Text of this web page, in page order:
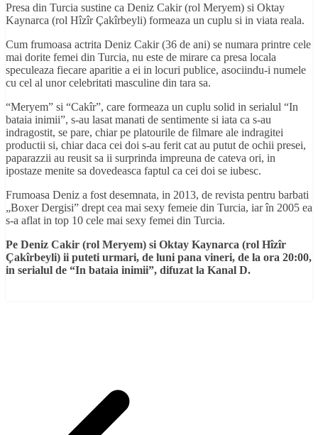
Presa din Turcia sustine ca Deniz Cakir (rol Meryem) si Oktay
Kaynarca (rol Hîzîr Çakîrbeyli) formeaza un cuplu si in viata reala.
Cum frumoasa actrita Deniz Cakir (36 de ani) se numara printre cele
mai dorite femei din Turcia, nu este de mirare ca presa locala
speculeaza fiecare aparitie a ei in locuri publice, asociindu-i numele
cu cel al unor celebritati masculine din tara sa.
“Meryem” si “Cakîr”, care formeaza un cuplu solid in serialul “In
bataia inimii”, s-au lasat manati de sentimente si iata ca s-au
indragostit, se pare, chiar pe platourile de filmare ale indragitei
productii si, chiar daca cei doi s-au ferit cat au putut de ochii presei,
paparazzii au reusit sa ii surprinda impreuna de cateva ori, in
ipostaze menite sa dovedeasca faptul ca cei doi se iubesc.
Frumoasa Deniz a fost desemnata, in 2013, de revista pentru barbati
„Boxer Dergisi” drept cea mai sexy femeie din Turcia, iar în 2005 ea
s-a aflat in top 10 cele mai sexy femei din Turcia.
Pe Deniz Cakir (rol Meryem) si Oktay Kaynarca (rol Hîzîr
Çakîrbeyli) ii puteti urmari, de luni pana vineri, de la ora 20:00,
in serialul de “In bataia inimii”, difuzat la Kanal D.